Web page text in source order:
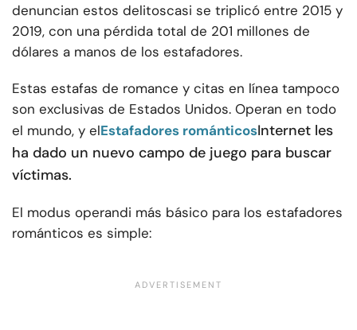
denuncian estos delitoscasi se triplicó entre 2015 y
2019, con una pérdida total de 201 millones de
dólares a manos de los estafadores.
Estas estafas de romance y citas en línea tampoco
son exclusivas de Estados Unidos. Operan en todo
el mundo, y elEstafadores románticosInternet les
ha dado un nuevo campo de juego para buscar
víctimas.
El modus operandi más básico para los estafadores
románticos es simple: